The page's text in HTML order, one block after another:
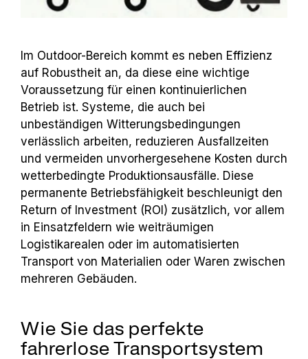
Im Outdoor-Bereich kommt es neben Effizienz
auf Robustheit an, da diese eine wichtige
Voraussetzung für einen kontinuierlichen
Betrieb ist. Systeme, die auch bei
unbeständigen Witterungsbedingungen
verlässlich arbeiten, reduzieren Ausfallzeiten
und vermeiden unvorhergesehene Kosten durch
wetterbedingte Produktionsausfälle. Diese
permanente Betriebsfähigkeit beschleunigt den
Return of Investment (ROI) zusätzlich, vor allem
in Einsatzfeldern wie weiträumigen
Logistikarealen oder im automatisierten
Transport von Materialien oder Waren zwischen
mehreren Gebäuden.
Wie Sie das perfekte
fahrerlose Transportsystem